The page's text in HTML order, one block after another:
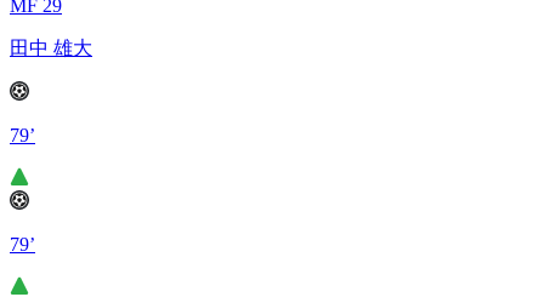
MF 29
田中 雄大
79’
79’